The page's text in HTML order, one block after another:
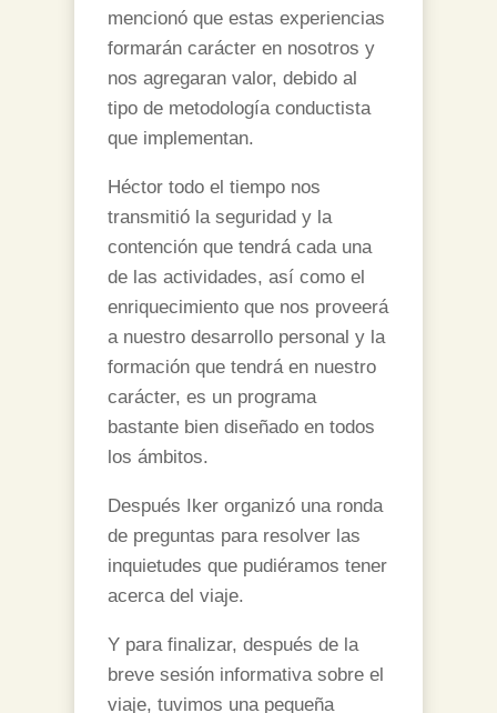
mencionó que estas experiencias
formarán carácter en nosotros y
nos agregaran valor, debido al
tipo de metodología conductista
que implementan.
Héctor todo el tiempo nos
transmitió la seguridad y la
contención que tendrá cada una
de las actividades, así como el
enriquecimiento que nos proveerá
a nuestro desarrollo personal y la
formación que tendrá en nuestro
carácter, es un programa
bastante bien diseñado en todos
los ámbitos.
Después Iker organizó una ronda
de preguntas para resolver las
inquietudes que pudiéramos tener
acerca del viaje.
Y para finalizar, después de la
breve sesión informativa sobre el
viaje, tuvimos una pequeña